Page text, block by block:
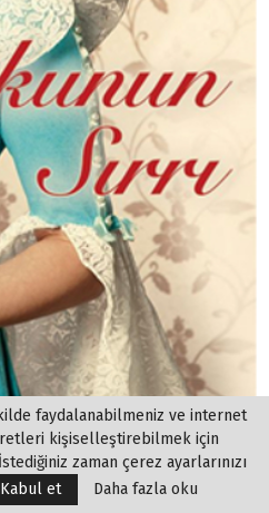
faydalanabilmeniz ve internet
kişiselleştirebilmek için
zaman çerez ayarlarınızı
Kabul et Daha fazla oku